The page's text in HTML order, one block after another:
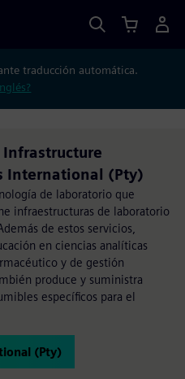
traducción automática.
Infrastructure
International (Pty)
de laboratorio que
infraestructuras de laboratorio
de estos servicios,
en ciencias analíticas
y de gestión
produce y suministra
específicos para el
(Pty)